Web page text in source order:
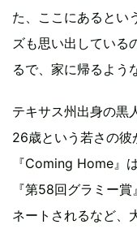
た、ここにあるとい
ズも思い出してい
るで、家に帰るよう
テキサス州出身の黒
26歳という若さの彼
『Coming Home』
『第58回グラミー
ネートされるなど、